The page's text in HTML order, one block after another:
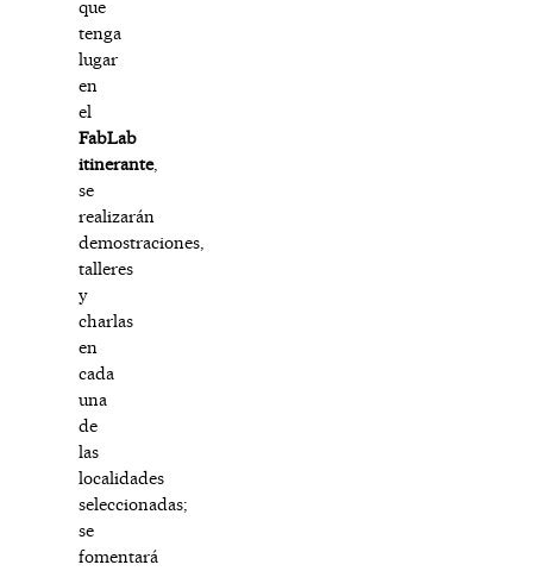
que
tenga
lugar
en
el
FabLab
itinerante,
se
realizarán
demostraciones,
talleres
y
charlas
en
cada
una
de
las
localidades
seleccionadas;
se
fomentará